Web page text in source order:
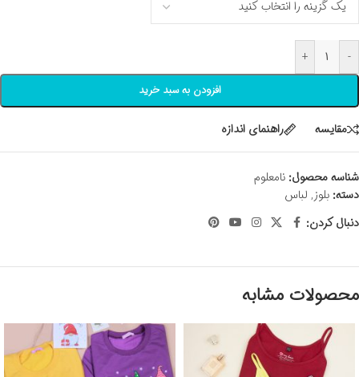
-
+
افزودن به سبد خرید
مقايسه راهنمای اندازه
شناسه محصول: نامعلوم
دسته: بلوز, لباس
دنبال کردن:
محصولات مشابه